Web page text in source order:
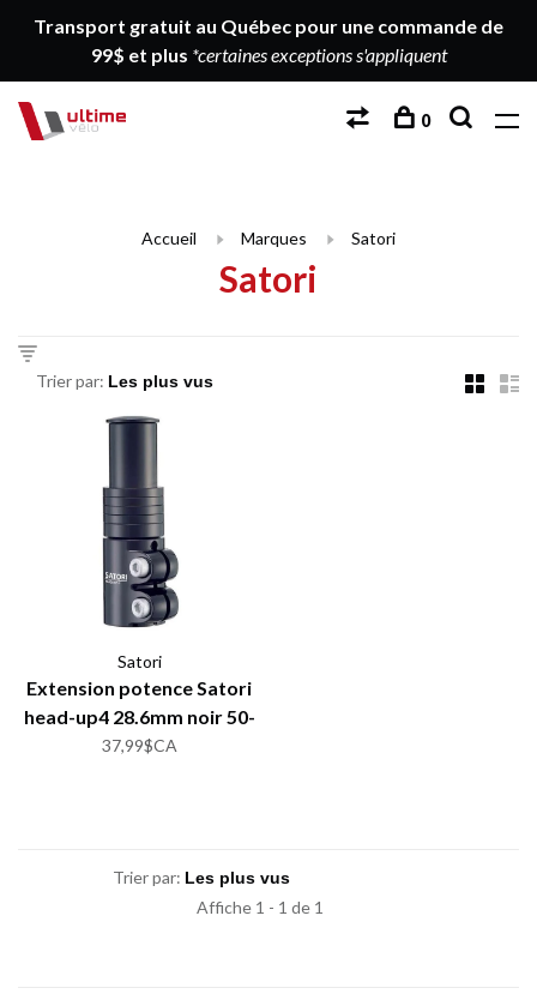
Transport gratuit au Québec pour une commande de
99$ et plus *certaines exceptions s'appliquent
0
Accueil Marques Satori
Satori
Trier par:
Satori
Extension potence Satori
head-up4 28.6mm noir 50-
80mm
37,99$CA
Trier par:
Affiche 1 - 1 de 1